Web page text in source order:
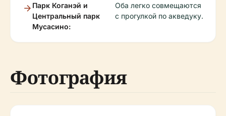
Парк Коганэй и
Центральный парк
Мусасино:
Оба легко совмещаются
с прогулкой по акведуку.
Фотография